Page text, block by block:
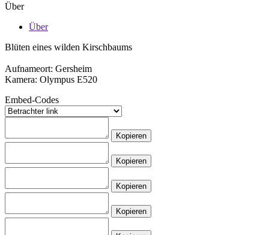
Über
Über
Blüten eines wilden Kirschbaums
Aufnameort: Gersheim
Kamera: Olympus E520
Embed-Codes
Kopieren
Kopieren
Kopieren
Kopieren